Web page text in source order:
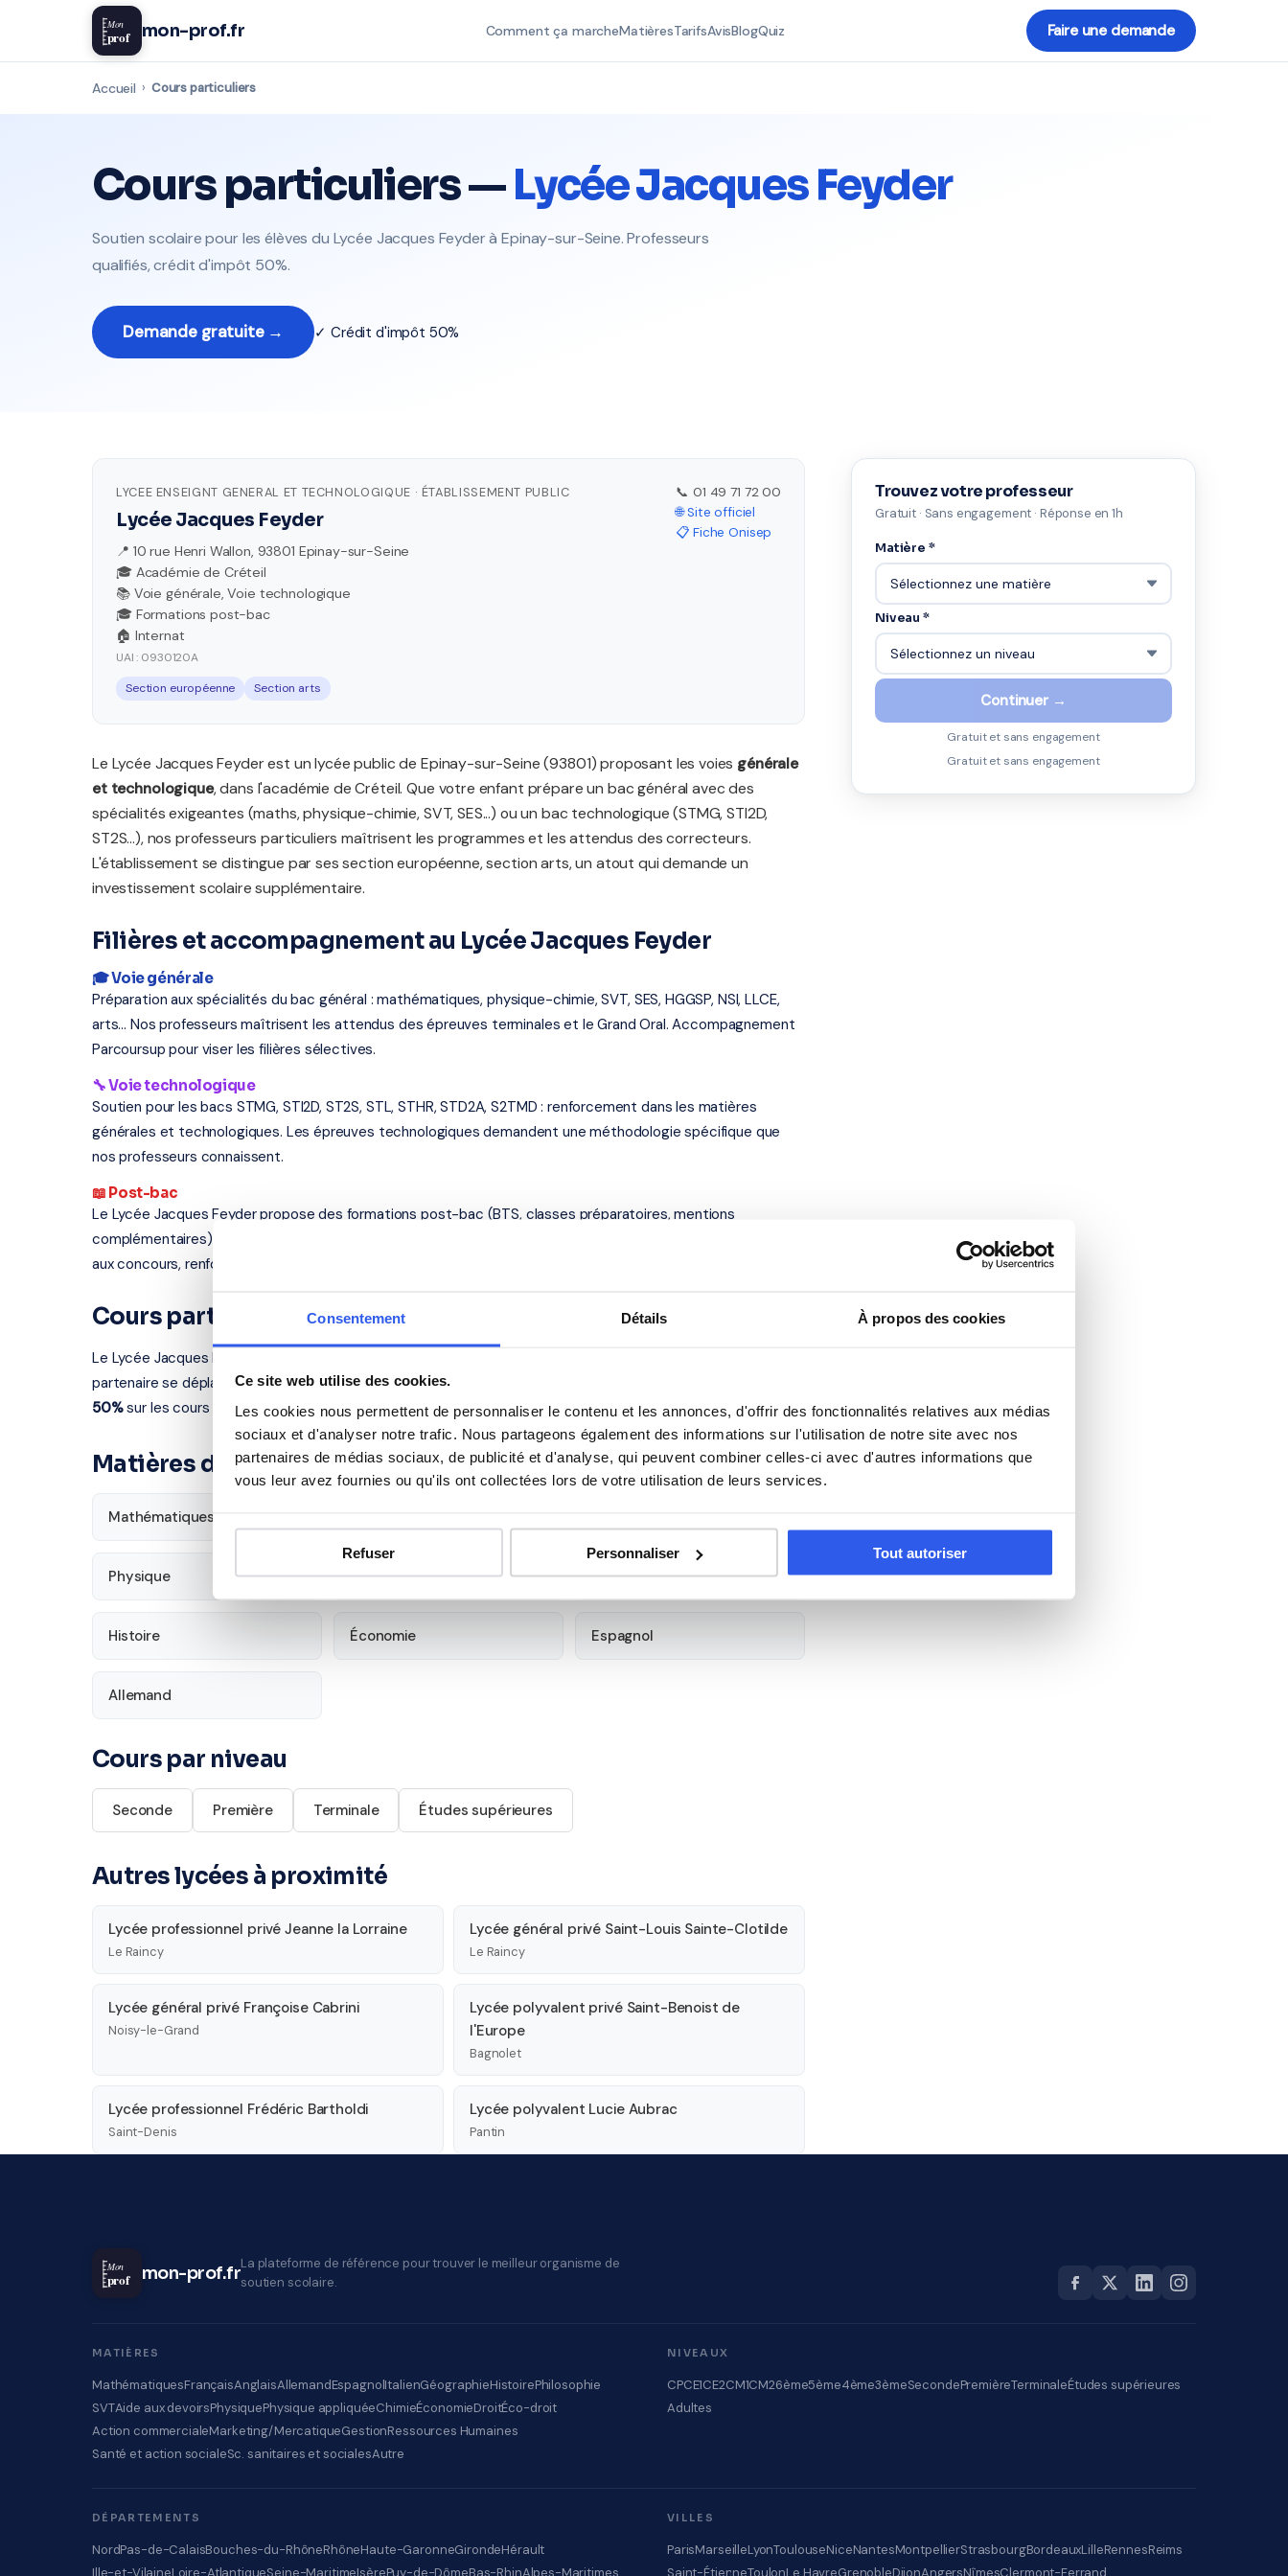
Consentement Détails À propos des cookies
Ce site web utilise des cookies.
Les cookies nous permettent de personnaliser le contenu et les annonces, d'offrir des fonctionnalités relatives aux médias
sociaux et d'analyser notre trafic. Nous partageons également des informations sur l'utilisation de notre site avec nos
partenaires de médias sociaux, de publicité et d'analyse, qui peuvent combiner celles-ci avec d'autres informations que
vous leur avez fournies ou qu'ils ont collectées lors de votre utilisation de leurs services.
Refuser Personnaliser Tout autoriser
Mon
prof mon-prof.fr Comment ça marcheMatièresTarifsAvisBlogQuiz Faire une demande
Accueil › Cours particuliers
Cours particuliers —Lycée Jacques Feyder
Soutien scolaire pour les élèves du Lycée Jacques Feyder à Epinay-sur-Seine. Professeurs
qualifiés, crédit d'impôt 50%.
Demande gratuite → ✓ Crédit d'impôt 50%
LYCEE ENSEIGNT GENERAL ET TECHNOLOGIQUE · ÉTABLISSEMENT PUBLIC
Lycée Jacques Feyder
📍 10 rue Henri Wallon, 93801 Epinay-sur-Seine
🎓 Académie de Créteil
📚 Voie générale, Voie technologique
🎓 Formations post-bac
🏠 Internat
UAI : 0930120A
Section européenne
Section arts
📞 01 49 71 72 00
🌐 Site officiel
📋 Fiche Onisep
Le Lycée Jacques Feyder est un lycée public de Epinay-sur-Seine (93801) proposant les voies générale
et technologique, dans l'académie de Créteil. Que votre enfant prépare un bac général avec des
spécialités exigeantes (maths, physique-chimie, SVT, SES...) ou un bac technologique (STMG, STI2D,
ST2S...), nos professeurs particuliers maîtrisent les programmes et les attendus des correcteurs.
L'établissement se distingue par ses section européenne, section arts, un atout qui demande un
investissement scolaire supplémentaire.
Filières et accompagnement au Lycée Jacques Feyder
🎓 Voie générale
Préparation aux spécialités du bac général : mathématiques, physique-chimie, SVT, SES, HGGSP, NSI, LLCE,
arts... Nos professeurs maîtrisent les attendus des épreuves terminales et le Grand Oral. Accompagnement
Parcoursup pour viser les filières sélectives.
🔧 Voie technologique
Soutien pour les bacs STMG, STI2D, ST2S, STL, STHR, STD2A, S2TMD : renforcement dans les matières
générales et technologiques. Les épreuves technologiques demandent une méthodologie spécifique que
nos professeurs connaissent.
📖 Post-bac
Le Lycée Jacques Feyder propose des formations post-bac (BTS, classes préparatoires, mentions
complémentaires). Nos professeurs interviennent aussi à ce niveau — soutien en maths sup/spé, préparation
aux concours, renforcement en langues.
Cours particuliers à Epinay-sur-Seine — académie de Créteil
Le Lycée Jacques Feyder se situe au 10 rue Henri Wallon, à Epinay-sur-Seine (93801). Notre organisme
partenaire se déplace chez vous à Epinay-sur-Seine et alentours. Tous ouvrent droit au
50%sur les cours à domicile.
Matières disponibles pour les élèves du Lycée Jacques Feyder
Mathématiques
Physique SVT Philosophie
Histoire Économie Espagnol
Allemand
Cours par niveau
Seconde Première Terminale Études supérieures
Autres lycées à proximité
Lycée professionnel privé Jeanne la Lorraine
Le Raincy
Lycée général privé Saint-Louis Sainte-Clotilde
Le Raincy
Lycée général privé Françoise Cabrini
Noisy-le-Grand
Lycée polyvalent privé Saint-Benoist de
l'Europe
Bagnolet
Lycée professionnel Frédéric Bartholdi
Saint-Denis
Lycée polyvalent Lucie Aubrac
Pantin
Trouvez votre professeur
Gratuit · Sans engagement · Réponse en 1h
Matière *
Niveau *
Continuer →
Gratuit et sans engagement
Gratuit et sans engagement
Mon
prof mon-prof.frLa plateforme de référence pour trouver le meilleur organisme de
soutien scolaire.
MATIÈRES
MathématiquesFrançaisAnglaisAllemandEspagnolItalienGéographieHistoirePhilosophie
SVTAide aux devoirsPhysiquePhysique appliquéeChimieÉconomieDroitÉco-droit
Action commercialeMarketing/MercatiqueGestionRessources Humaines
Santé et action socialeSc. sanitaires et socialesAutre
NIVEAUX
CPCE1CE2CM1CM26ème5ème4ème3èmeSecondePremièreTerminaleÉtudes supérieures
Adultes
DÉPARTEMENTS
NordPas-de-CalaisBouches-du-RhôneRhôneHaute-GaronneGirondeHérault
Ille-et-VilaineLoire-AtlantiqueSeine-MaritimeIsèrePuy-de-DômeBas-RhinAlpes-Maritimes
VILLES
ParisMarseilleLyonToulouseNiceNantesMontpellierStrasbourgBordeauxLilleRennesReims
Saint-ÉtienneToulonLe HavreGrenobleDijonAngersNîmesClermont-Ferrand